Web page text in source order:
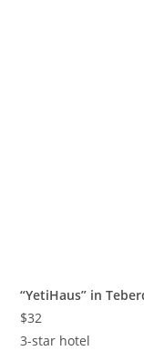
“YetiHaus” in
$32
3-star hotel